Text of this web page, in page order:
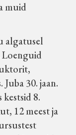
muid
algatusel
Loenguid
Juba 30. jaan.
8.
12 meest ja